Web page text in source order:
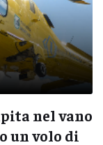
nel vano
un volo di